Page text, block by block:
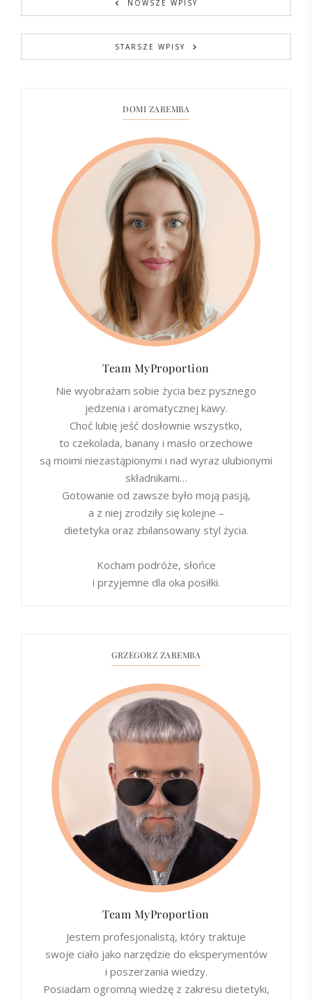
NOWSZE WPISY
STARSZE WPISY
DOMI ZAREMBA
Team MyProportion
Nie wyobrażam sobie życia bez pysznego
jedzenia i aromatycznej kawy.
Choć lubię jeść dosłownie wszystko,
to czekolada, banany i masło orzechowe
są moimi niezastąpionymi i nad wyraz ulubionymi
składnikami…
Gotowanie od zawsze było moją pasją,
a z niej zrodziły się kolejne –
dietetyka oraz zbilansowany styl życia.
Kocham podróże, słońce
i przyjemne dla oka posiłki.
GRZEGORZ ZAREMBA
Team MyProportion
Jestem profesjonalistą, który traktuje
swoje ciało jako narzędzie do eksperymentów
i poszerzania wiedzy.
Posiadam ogromną wiedzę z zakresu dietetyki,